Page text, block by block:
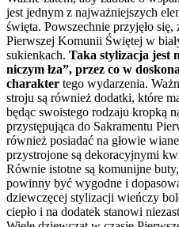
jest jednym z najważniejszych
święta. Powszechnie przyjęło
Pierwszej Komunii Świętej w
sukienkach. Taka stylizacja jest
niczym łza”, przez co w
charakter tego wydarzenia.
stroju są również dodatki, które
będąc swoistego rodzaju kropką
przystępująca do Sakramentu
również posiadać na głowie
przystrojone są dekoracyjnymi
Równie istotne są komunijne
powinny być wygodne i
dziewczęcej stylizacji wieńczy
ciepło i na dodatek stanowi